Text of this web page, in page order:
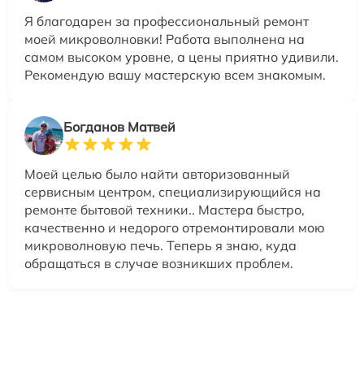
Я благодарен за профессиональный ремонт
моей микроволновки! Работа выполнена на
самом высоком уровне, а цены приятно удивили.
Рекомендую вашу мастерскую всем знакомым.
Богданов Матвей
Моей целью было найти авторизованный
сервисным центром, специализирующийся на
ремонте бытовой техники.. Мастера быстро,
качественно и недорого отремонтировали мою
микроволновую печь. Теперь я знаю, куда
обращаться в случае возникших проблем.